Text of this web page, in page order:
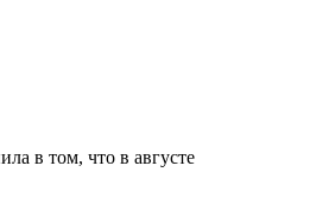
в том, что в августе